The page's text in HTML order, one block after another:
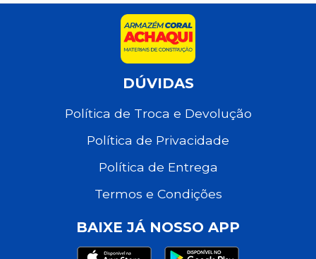
DÚVIDAS
Política de Troca e Devolução
Política de Privacidade
Política de Entrega
Termos e Condições
BAIXE JÁ NOSSO APP